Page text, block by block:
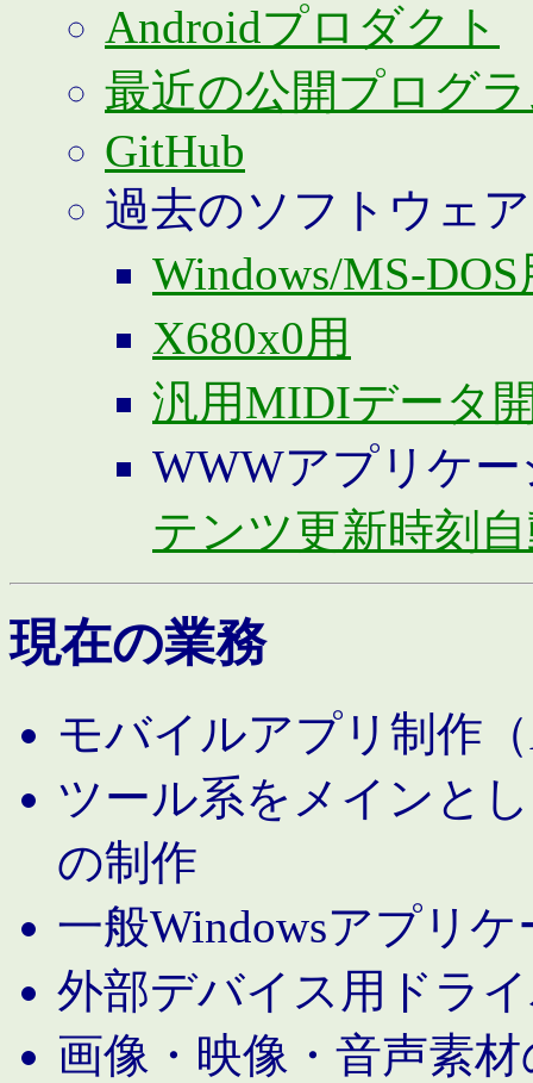
Androidプロダクト
最近の公開プログ
GitHub
過去のソフトウェア
Windows/MS-DOS
X680x0用
汎用MIDIデータ
WWWアプリケ
テンツ更新時刻
現在の業務
モバイルアプリ制作
ツール系をメインと
の制作
一般Windowsアプリ
外部デバイス用ドラ
画像・映像・音声素